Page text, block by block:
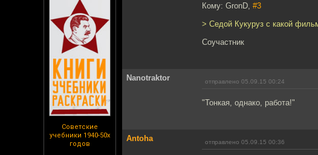
Советские
учебники 1940-50х
годов
Кому: GronD, #3
> Седой Кукуруз с какой
Соучастник
Nanotraktor отправлено 05.09.15 00:24
"Тонкая, однако, работа!"
Antoha отправлено 05.09.15 00:36